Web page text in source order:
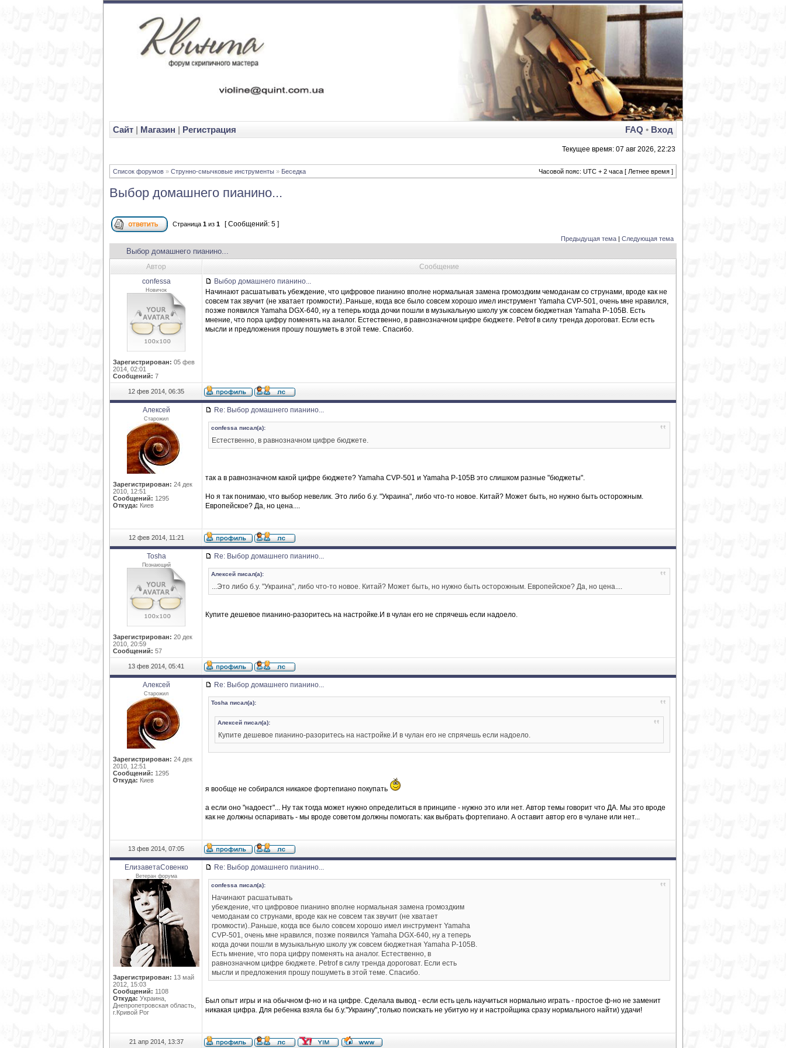
Cайт | Магазин | FAQ • Вход
Регистрация
Текущее время: 07 авг 2026, 22:23
Список форумов » Струнно-смычковые инструменты » Беседка Часовой пояс: UTC + 2 часа [ Летнее время ]
Выбор домашнего пианино...
Страница 1 из 1 [ Сообщений: 5 ]
Предыдущая тема | Следующая тема
Выбор домашнего пианино...
Автор
Сообщение
confessa
Новичок
Зарегистрирован: 05 фев
2014, 02:01
Сообщений: 7
Выбор домашнего пианино...
Начинают расшатывать убеждение, что цифровое пианино вполне нормальная замена громоздким чемоданам со струнами, вроде как не
совсем так звучит (не хватает громкости)..Раньше, когда все было совсем хорошо имел инструмент Yamaha CVP-501, очень мне нравился,
позже появился Yamaha DGX-640, ну а теперь когда дочки пошли в музыкальную школу уж совсем бюджетная Yamaha P-105B. Есть
мнение, что пора цифру поменять на аналог. Естественно, в равнозначном цифре бюджете. Petrof в силу тренда дороговат. Если есть
мысли и предложения прошу пошуметь в этой теме. Спасибо.
12 фев 2014, 06:35
Алексей
Старожил
Зарегистрирован: 24 дек
2010, 12:51
Сообщений: 1295
Откуда: Киев
Re: Выбор домашнего пианино...
confessa писал(а):
Естественно, в равнозначном цифре бюджете.
так а в равнозначном какой цифре бюджете? Yamaha CVP-501 и Yamaha P-105B это слишком разные "бюджеты".
Но я так понимаю, что выбор невелик. Это либо б.у. "Украина", либо что-то новое. Китай? Может быть, но нужно быть осторожным.
Европейское? Да, но цена....
12 фев 2014, 11:21
Tosha
Познающий
Зарегистрирован: 20 дек
2010, 20:59
Сообщений: 57
Re: Выбор домашнего пианино...
Алексей писал(а):
...Это либо б.у. "Украина", либо что-то новое. Китай? Может быть, но нужно быть осторожным. Европейское? Да, но цена....
Купите дешевое пианино-разоритесь на настройке.И в чулан его не спрячешь если надоело.
13 фев 2014, 05:41
Алексей
Старожил
Зарегистрирован: 24 дек
2010, 12:51
Сообщений: 1295
Откуда: Киев
Re: Выбор домашнего пианино...
Tosha писал(а):
Алексей писал(а):
Купите дешевое пианино-разоритесь на настройке.И в чулан его не спрячешь если надоело.
я вообще не собирался никакое фортепиано покупать
а если оно "надоест"... Ну так тогда может нужно определиться в принципе - нужно это или нет. Автор темы говорит что ДА. Мы это вроде
как не должны оспаривать - мы вроде советом должны помогать: как выбрать фортепиано. А оставит автор его в чулане или нет...
13 фев 2014, 07:05
ЕлизаветаСовенко
Ветеран форума
Зарегистрирован: 13 май
2012, 15:03
Сообщений: 1108
Откуда: Украина,
Днепропетровская область,
г.Кривой Рог
Re: Выбор домашнего пианино...
confessa писал(а):
Начинают расшатывать
убеждение, что цифровое пианино вполне нормальная замена громоздким
чемоданам со струнами, вроде как не совсем так звучит (не хватает
громкости)..Раньше, когда все было совсем хорошо имел инструмент Yamaha
CVP-501, очень мне нравился, позже появился Yamaha DGX-640, ну а теперь
когда дочки пошли в музыкальную школу уж совсем бюджетная Yamaha P-105B.
Есть мнение, что пора цифру поменять на аналог. Естественно, в
равнозначном цифре бюджете. Petrof в силу тренда дороговат. Если есть
мысли и предложения прошу пошуметь в этой теме. Спасибо.
Был опыт игры и на обычном ф-но и на цифре. Сделала вывод - если есть цель научиться нормально играть - простое ф-но не заменит
никакая цифра. Для ребенка взяла бы б.у."Украину",только поискать не убитую ну и настройщика сразу нормального найти) удачи!
21 апр 2014, 13:37